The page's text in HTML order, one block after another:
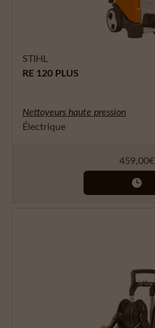
STIHL
RE 120 PLUS
Nettoyeurs haute pression
Électrique
459,00€